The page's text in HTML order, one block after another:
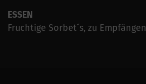
ESSEN
Fruchtige Sorbet´s, zu Empfängen